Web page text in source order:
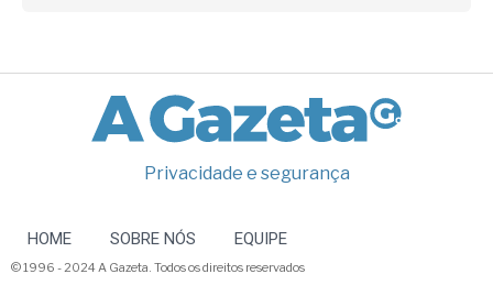
Privacidade e segurança
HOME SOBRE NÓS EQUIPE
© 1996 - 2024 A Gazeta. Todos os direitos reservados